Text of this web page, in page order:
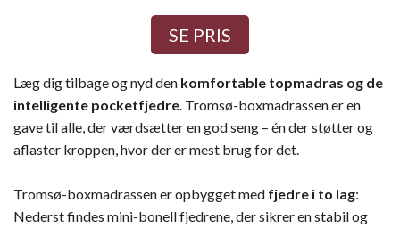
SE PRIS
Læg dig tilbage og nyd den komfortable topmadras og de
intelligente pocketfjedre . Tromsø-boxmadrassen er en
gave til alle, der værdsætter en god seng – én der støtter og
aflaster kroppen, hvor der er mest brug for det.
Tromsø-boxmadrassen er opbygget med fjedre i to lag:
Nederst findes mini-bonell fjedrene, der sikrer en stabil og